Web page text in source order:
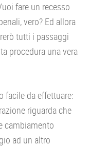
fare un recesso
vero? Ed allora
tutti i passaggi
procedura una vera
facile da effettuare:
riguarda che
cambiamento
ad un altro